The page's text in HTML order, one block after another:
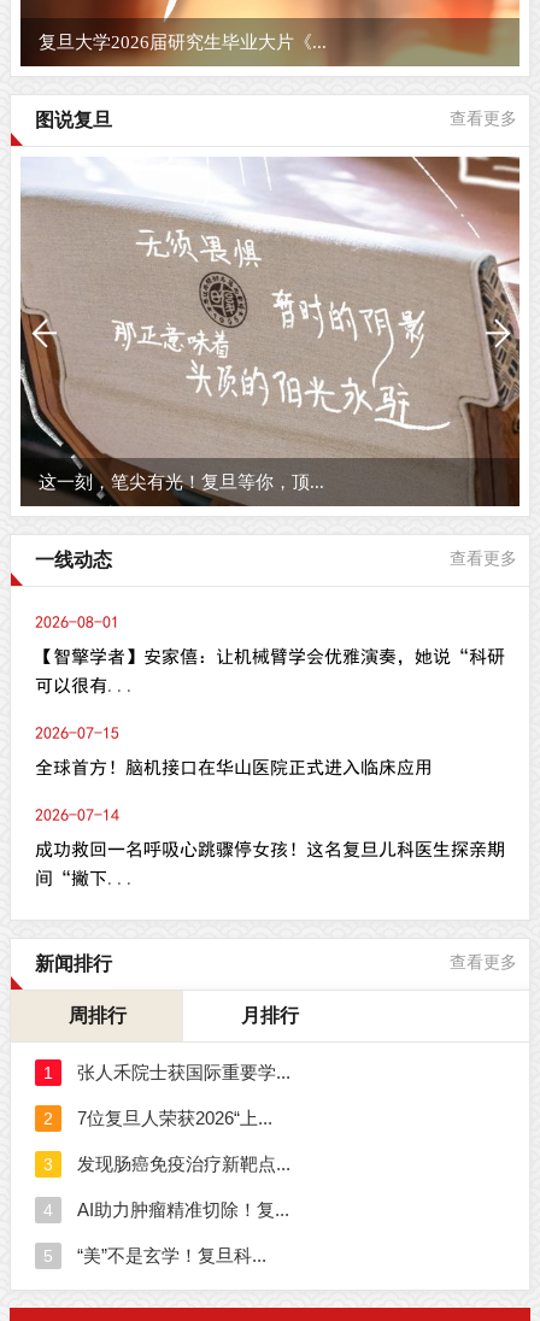
复旦大学2026届研究生毕业大片《...
图说复旦 查看更多
这一刻，笔尖有光！复旦等你，顶...
一线动态 查看更多
2026-08-01
【智擎学者】安家僖：让机械臂学会优雅演奏，她说“科研
可以很有...
2026-07-15
全球首方！脑机接口在华山医院正式进入临床应用
2026-07-14
成功救回一名呼吸心跳骤停女孩！这名复旦儿科医生探亲期
间“撇下...
新闻排行 查看更多
周排行 月排行